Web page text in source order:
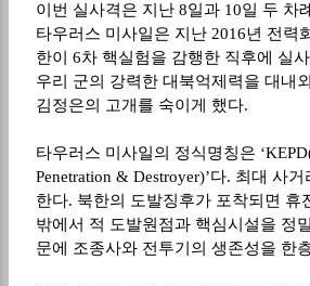
이번 실사격은 지난8일과10일 두 차
타우러스 미사일은 지난2016년 전력
한이
6차 핵실험을 감행한 직후에 실
우리 군의 강력한 대북억제력을 대내
김정은의 고개를 숙이게 했다.
타우러스 미사일의 정식명칭은
Penetration & Destroyer)’다. 최대 사거
한다. 북한의 도발징후가 포착되면 휴
밖에서 적 도발원점과 핵심시설을 정
문에 조종사와 전투기의 생존성을 한